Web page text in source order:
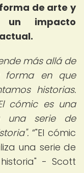
de arte y
un impacto
más allá de
forma en que
historias.
cómic es una
una serie de
"El cómic
una serie de
- Scott